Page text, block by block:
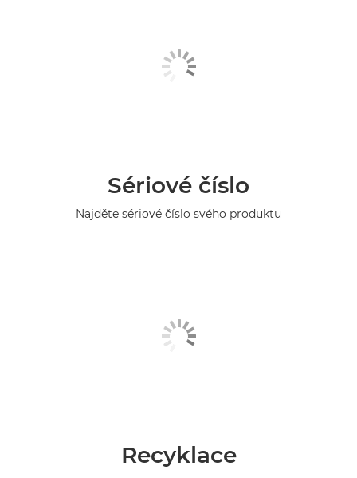
Sériové číslo
Najděte sériové číslo svého produktu
Recyklace